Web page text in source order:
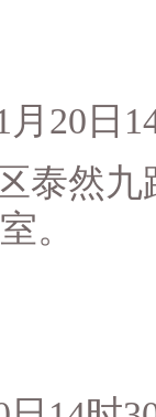
月 20 日
泰然九
。